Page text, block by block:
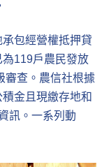
包經營權抵押貸
119戶農民發放
審查。農信社根據
金且現繳存地和
訊。一系列動